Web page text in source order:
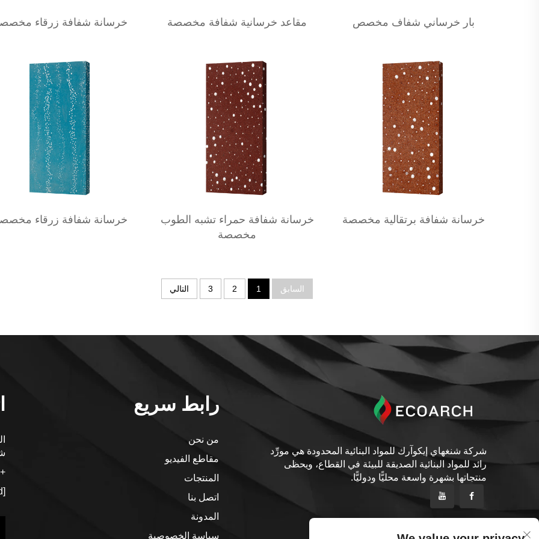
بار خرساني شفاف مخصص مقاعد خرسانية شفافة مخصصة خرسانة شفافة زرقاء
خرسانة شفافة برتقالية مخصصة
خرسانة شفافة حمراء تشبه الطوب
مخصصة
خرسانة شفافة زرقاء
السابق 1
2
3 التالي
شركة شنغهاي إيكوآرك للمواد البنائية المحدودة هي مورِّد
رائد للمواد البنائية الصديقة للبيئة في القطاع، ويحظى
منتجاتها بشهرة واسعة محليًّا ودوليًّا.
رابط سريع
من نحن
مقاطع الفيديو
المنتجات
اتصل بنا
المدونة
سياسة الخصوصية
+86-15256544707
[email protected]